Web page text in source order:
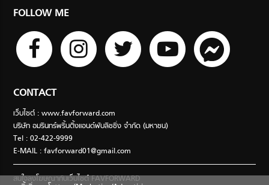
FOLLOW ME
CONTACT
เว็บไซต์ : www.favforward.com
บริษัท อมรินทร์พริ้นติ้งแอนด์พับลิชชิ่ง จำกัด (มหาชน)
Tel : 02-422-9999
E-MAIL :favforward01@gmail.com
สนใจลงโฆษณากับเว็บไซต์ FAVFORWARD